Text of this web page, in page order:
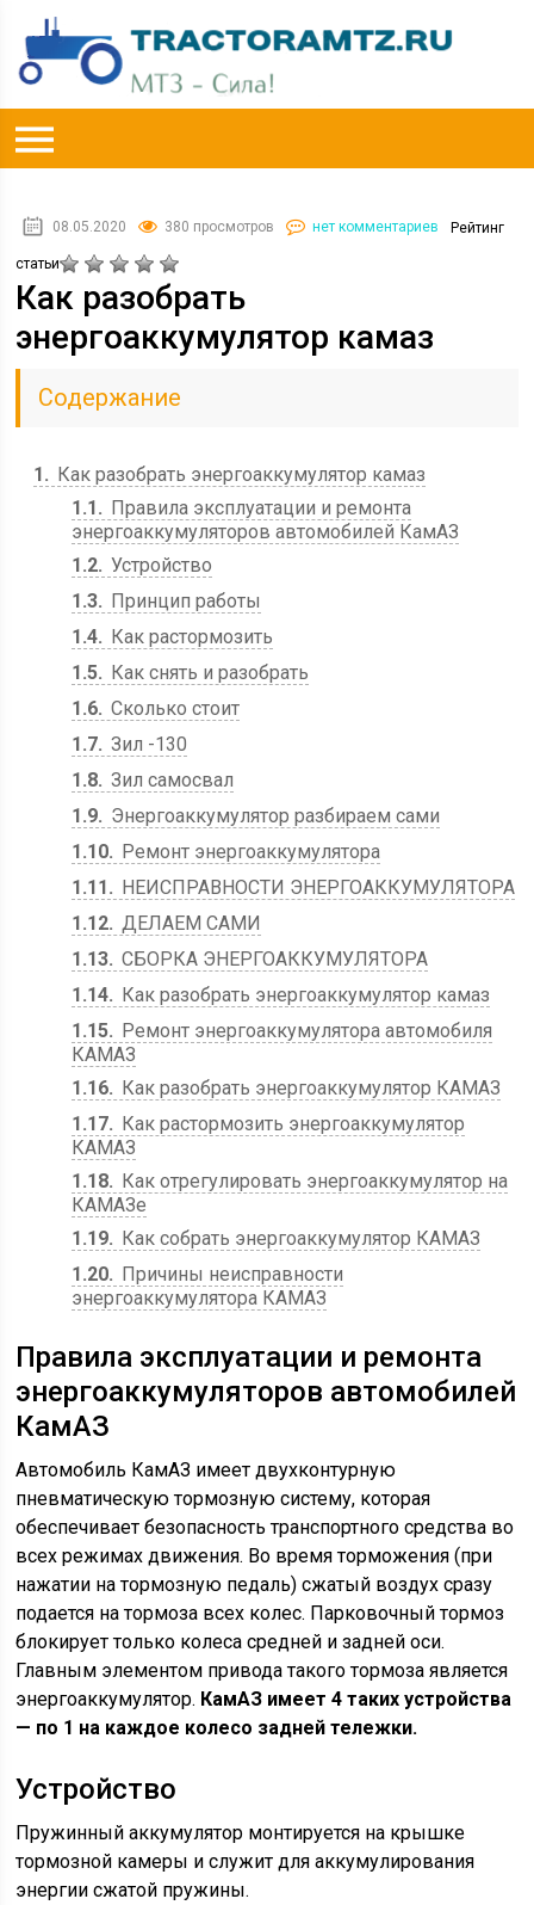
08.05.2020 380 просмотров нет комментариев Рейтинг
статьи
Как разобрать
энергоаккумулятор камаз
Содержание
1
Как разобрать энергоаккумулятор камаз
1.1
Правила эксплуатации и ремонта
энергоаккумуляторов автомобилей КамАЗ
1.2 Устройство
1.3
Принцип работы
1.4
Как растормозить
1.5
Как снять и разобрать
1.6 Сколько стоит
1.7 Зил -130
1.8 Зил самосвал
1.9
Энергоаккумулятор разбираем сами
1.10
Ремонт энергоаккумулятора
1.11
НЕИСПРАВНОСТИ ЭНЕРГОАККУМУЛЯТОРА
1.12 ДЕЛАЕМ САМИ
1.13 СБОРКА ЭНЕРГОАККУМУЛЯТОРА
1.14
Как разобрать энергоаккумулятор камаз
1.15
Ремонт энергоаккумулятора автомобиля
КАМАЗ
1.16
Как разобрать энергоаккумулятор КАМАЗ
1.17
Как растормозить энергоаккумулятор
КАМАЗ
1.18
Как отрегулировать энергоаккумулятор на
КАМАЗе
1.19
Как собрать энергоаккумулятор КАМАЗ
1.20
Причины неисправности
энергоаккумулятора КАМАЗ
Правила эксплуатации и ремонта
энергоаккумуляторов автомобилей
КамАЗ
Автомобиль КамАЗ имеет двухконтурную
пневматическую тормозную систему, которая
обеспечивает безопасность транспортного средства во
всех режимах движения. Во время торможения (при
нажатии на тормозную педаль) сжатый воздух сразу
подается на тормоза всех колес. Парковочный тормоз
блокирует только колеса средней и задней оси.
Главным элементом привода такого тормоза является
энергоаккумулятор. КамАЗ имеет 4 таких устройства
— по 1 на каждое колесо задней тележки.
Устройство
Пружинный аккумулятор монтируется на крышке
тормозной камеры и служит для аккумулирования
энергии сжатой пружины.